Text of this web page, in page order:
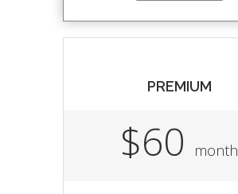
PREMIUM
$60 month